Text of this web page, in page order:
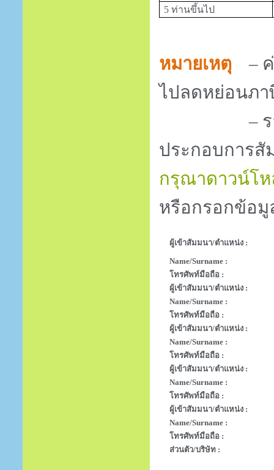
5 ท่านขึ้นไป
หมายเหตุ
–
ไปลดหย่อนภา
–
ประกอบการสั
กรุณาดาวน์โ
หรือกรอกข้อมู
ผู้เข้าสัมมนา/ตำแหน่ง :
Name/Surname :
โทรศัพท์มือถือ :
ผู้เข้าสัมมนา/ตำแหน่ง :
Name/Surname :
โทรศัพท์มือถือ :
ผู้เข้าสัมมนา/ตำแหน่ง :
Name/Surname :
โทรศัพท์มือถือ :
ผู้เข้าสัมมนา/ตำแหน่ง :
Name/Surname :
โทรศัพท์มือถือ :
ผู้เข้าสัมมนา/ตำแหน่ง :
Name/Surname :
โทรศัพท์มือถือ :
ส่วนตัว/บริษัท :